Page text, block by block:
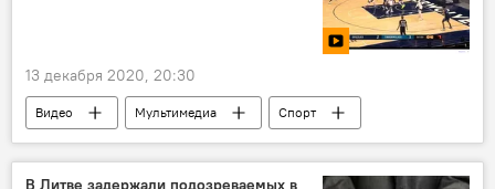
13 декабря 2020, 20:30
Видео Мультимедиа
Спорт
спорт
баскетбол НБА
В Литве задержали подозреваемых в